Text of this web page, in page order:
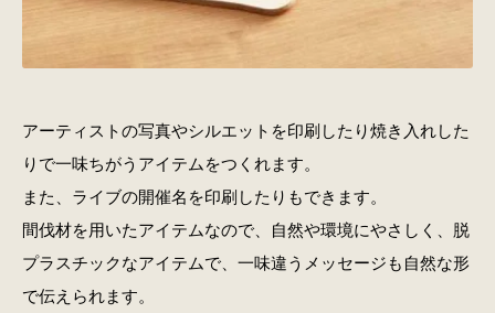
アーティストの写真やシルエットを印刷したり焼き入れした
りで一味ちがうアイテムをつくれます。
また、ライブの開催名を印刷したりもできます。
間伐材を用いたアイテムなので、自然や環境にやさしく、脱
プラスチックなアイテムで、一味違うメッセージも自然な形
で伝えられます。